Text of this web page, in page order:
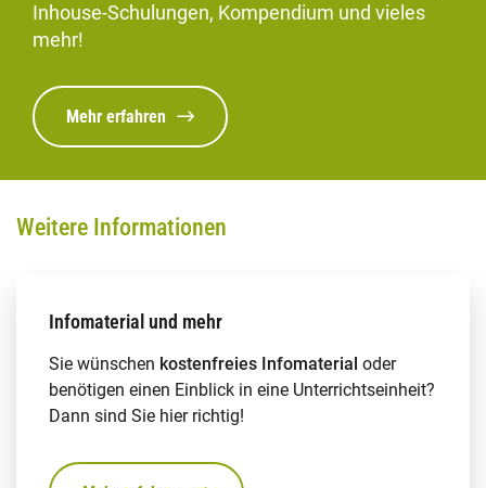
Inhouse-Schulungen, Kompendium und vieles
mehr!
Mehr erfahren
Weitere Informationen
Infomaterial und mehr
Sie wünschen kostenfreies Infomaterial oder
benötigen einen Einblick in eine Unterrichtseinheit?
Dann sind Sie hier richtig!